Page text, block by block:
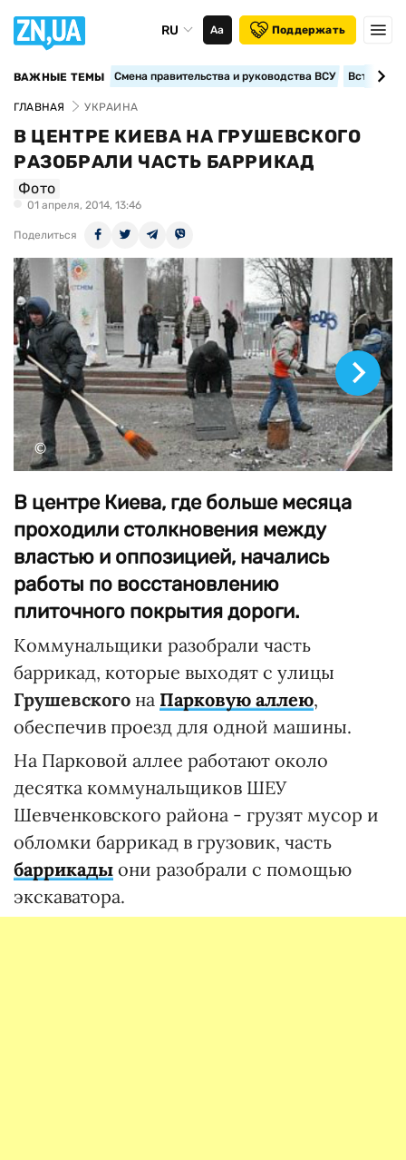
RU Аа Поддержать
ВАЖНЫЕ ТЕМЫ Смена правительства и руководства ВСУ
ГЛАВНАЯ УКРАИНА
В ЦЕНТРЕ КИЕВА НА ГРУШЕВСКОГО
РАЗОБРАЛИ ЧАСТЬ БАРРИКАД
Фото
01 апреля, 2014, 13:46
Поделиться
©
В центре Киева, где больше месяца
проходили столкновения между
властью и оппозицией, начались
работы по восстановлению
плиточного покрытия дороги.
Коммунальщики разобрали часть
баррикад, которые выходят с улицы
Грушевского на Парковую аллею,
обеспечив проезд для одной машины.
На Парковой аллее работают около
десятка коммунальщиков ШЕУ
Шевченковского района - грузят мусор и
обломки баррикад в грузовик, часть
баррикады они разобрали с помощью
экскаватора.